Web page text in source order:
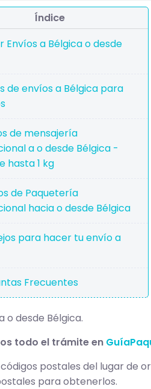
Índice
Envíos a Bélgica o desde
de envíos a Bélgica para
de mensajería
a o desde Bélgica -
hasta 1 kg
de Paquetería
hacia o desde Bélgica
para hacer tu envío a
Frecuentes
o desde Bélgica.
todo el trámite en
postales del lugar de
para obtenerlos.